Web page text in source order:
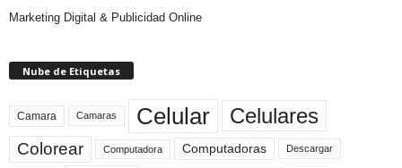
Marketing Digital & Publicidad Online
Nube de Etiquetas
Camara Camaras Celular Celulares
Colorear Computadora Computadoras Descargar